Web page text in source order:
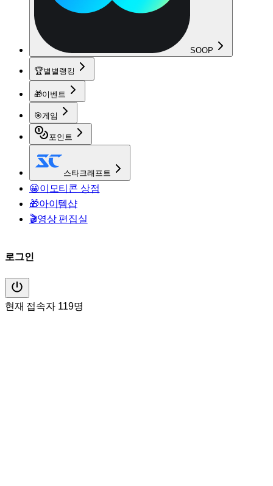
SOOP
🏆별별랭킹
🎁이벤트
🎯게임
포인트
스타크래프트
😀이모티콘 상점
🎁아이템샵
🎬영상 편집실
로그인
현재 접속자 119명